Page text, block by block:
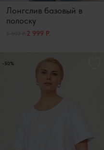
Лонгслив базовый в
полоску
2 999 Р.
-50%